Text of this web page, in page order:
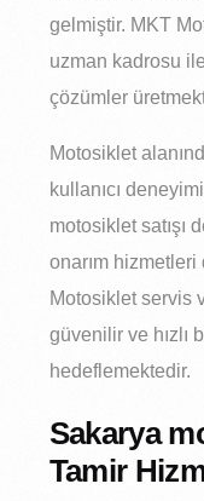
gelmiştir. MKT
uzman kadrosu
çözümler
Motosiklet
kullanıcı
motosiklet satışı
onarım
Motosiklet servis
güvenilir ve hızlı
hedeflemektedir.
Sakarya
Tamir